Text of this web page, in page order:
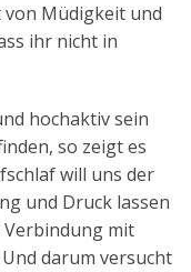
Müdigkeit und
ihr nicht in
hochaktiv sein
so zeigt es
will uns der
und Druck lassen
Verbindung mit
darum versucht